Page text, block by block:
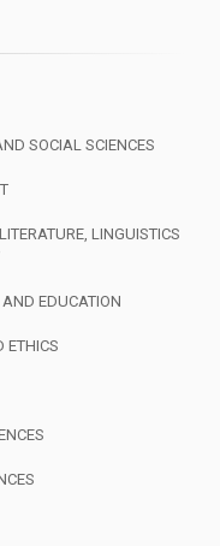
SOCIAL SCIENCES
LINGUISTICS
EDUCATION
ETHICS